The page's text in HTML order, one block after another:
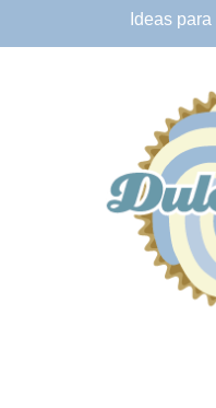
Ideas para